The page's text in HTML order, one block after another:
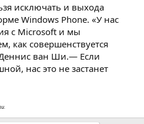
исключать и выхода
Windows Phone. «У нас
с Microsoft и мы
как совершенствуется
ван Ши.— Если
нас это не застанет